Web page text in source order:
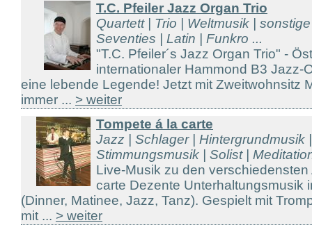
T.C. Pfeiler Jazz Organ Trio
Quartett | Trio | Weltmusik |
Seventies | Latin | Funkro ...
"T.C. Pfeiler´s Jazz Organ Trio" -
internationaler Hammond B3 Jazz-
eine lebende Legende! Jetzt mit Zweitwohnsitz
immer ... > weiter
Tompete á la carte
Jazz | Schlager | Hintergrundmusik
Stimmungsmusik | Solist |
Live-Musik zu den
carte Dezente Unterhaltungsmusik
(Dinner, Matinee, Jazz, Tanz). Gespielt mit
mit ... > weiter